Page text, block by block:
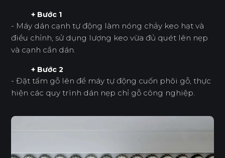
+ Bước 1
- Máy dán cạnh tự động làm nóng chảy keo hạt và
điều chỉnh, sử dụng lượng keo vừa đủ quét lên nẹp
và cạnh cần dán.
+ Bước 2
- Đặt tấm gỗ lên để máy tự động cuốn phôi gỗ, thực
hiện các quy trình dán nẹp chỉ gỗ công nghiệp.